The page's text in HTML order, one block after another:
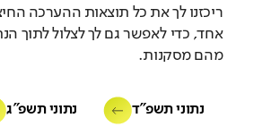
ריכזנו לך את כל תוצאות ההערכה
אחד, כדי לאפשר גם לך לצלול לתוך
מהם מסקנות.
נתוני תשפ"ד נתוני תשפ"ג